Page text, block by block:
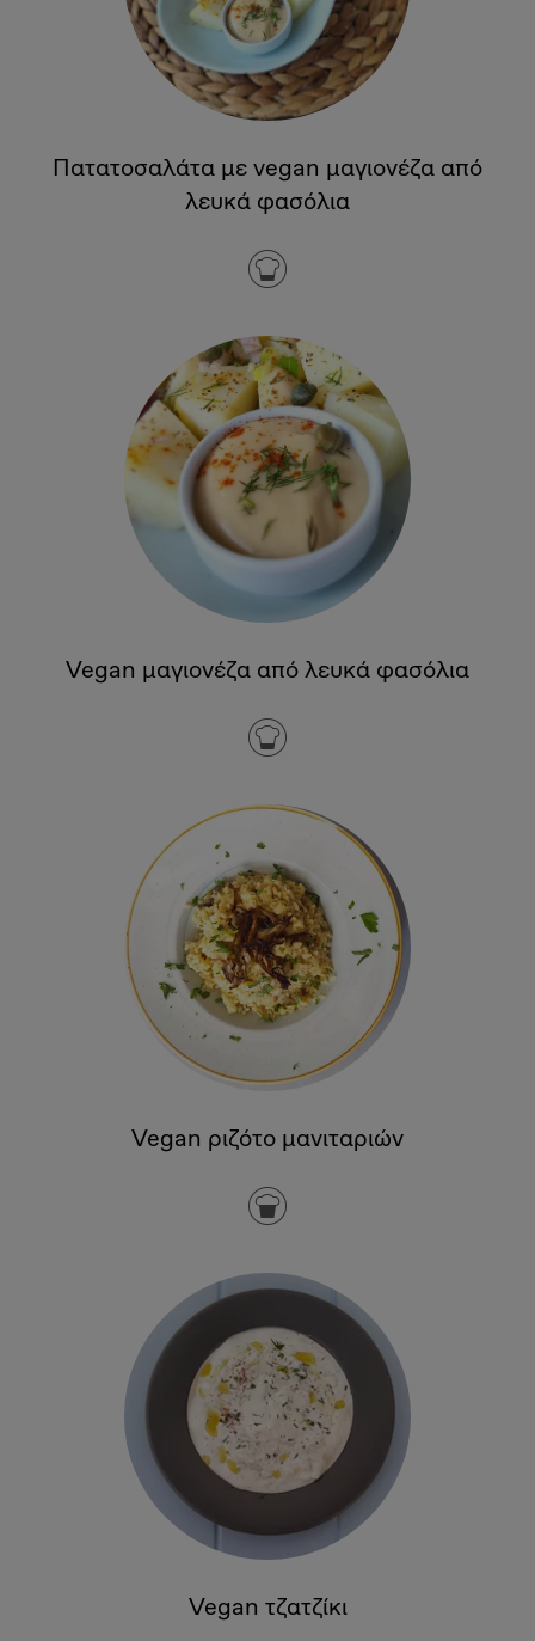
Πατατοσαλάτα με vegan μαγιονέζα από
λευκά φασόλια
Vegan μαγιονέζα από λευκά φασόλια
Vegan ριζότο μανιταριών
Vegan τζατζίκι